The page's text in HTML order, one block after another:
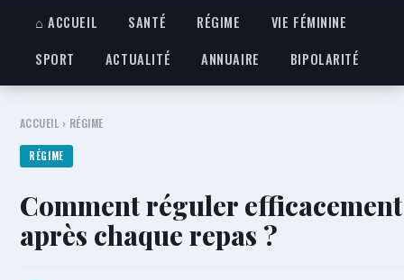
⌂ ACCUEIL SANTÉ RÉGIME
VIE FÉMININE
SPORT
ACTUALITÉ ANNUAIRE BIPOLARITÉ
ACCUEIL › RÉGIME
RÉGIME
Comment réguler
après chaque repas ?